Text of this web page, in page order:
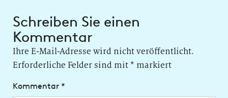
Schreiben Sie einen
Kommentar
Ihre E-Mail-Adresse wird nicht veröffentlicht.
Erforderliche Felder sind mit* markiert
Kommentar *